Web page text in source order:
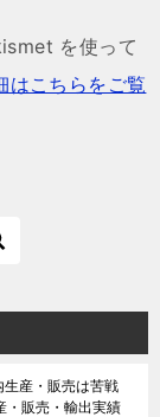
を使って
はこちらをご覧
生産・販売は苦戦
・販売・輸出実績